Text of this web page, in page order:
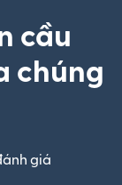
cầu
chúng
giá